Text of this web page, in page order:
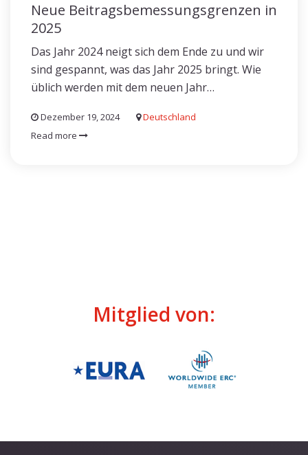
Neue Beitragsbemessungsgrenzen in
2025
Das Jahr 2024 neigt sich dem Ende zu und wir
sind gespannt, was das Jahr 2025 bringt. Wie
üblich werden mit dem neuen Jahr…
Dezember 19, 2024
Deutschland
Read more
Mitglied von: